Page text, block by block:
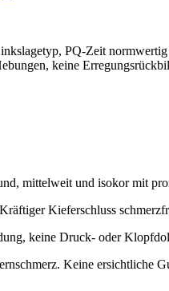
PQ-Zeit
keine
mittelweit und isokor mit
Kieferschluss
keine Druck- oder
Keine ersichtliche